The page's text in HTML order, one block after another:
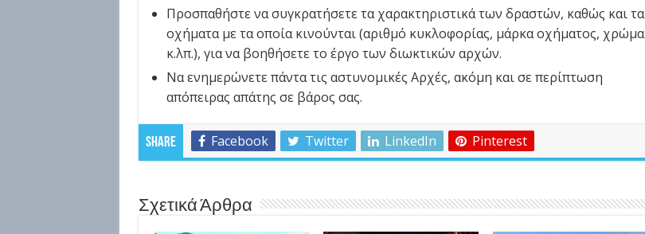
Προσπαθήστε να συγκρατήσετε τα χαρακτηριστικά των δραστών, καθώς και τα
οχήματα με τα οποία κινούνται (αριθμό κυκλοφορίας, μάρκα οχήματος, χρώμα
κ.λπ.), για να βοηθήσετε το έργο των διωκτικών αρχών.
Να ενημερώνετε πάντα τις αστυνομικές Αρχές, ακόμη και σε περίπτωση
απόπειρας απάτης σε βάρος σας.
Share Facebook Twitter LinkedIn Pinterest
Σχετικά Άρθρα